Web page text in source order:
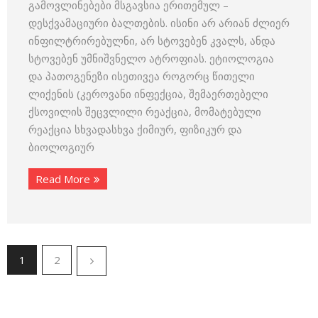
გამოვლინებები მსგავსია ერითემულ –
დესქვამაციური ბალთების. ისინი არ არიან ძლიერ
ინფილტრირებულნი, არ სტოვებენ კვალს, ანდა
სტოვებენ უმნიშვნელო ატროფიას. ეტიოლოგია
და პათოგენეზი ისეთივეა როგორც წითელი
ლიქენის (კეროვანი ინფექცია, შემაერთებელი
ქსოვილის შეცვლილი რეაქცია, მომატებული
რეაქცია სხვადასხვა ქიმიურ, ფიზიკურ და
ბიოლოგიურ
Read More
1 2